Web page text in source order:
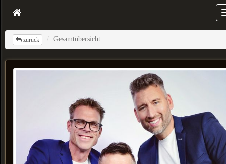
zurück Gesamtübersicht